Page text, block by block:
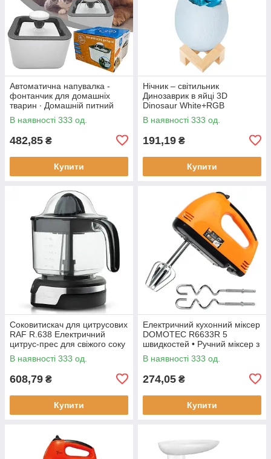
Автоматична напувалка -
фонтанчик для домашніх
тварин ∙ Домашній питний
фонтан із чашею для котів та
собак Pet Water FOUNTAIN
В наявності 333 од.
482,85 ₴
Купити
Нічник – світильник
Динозаврик в яйці 3D
Dinosaur White+RGB
Настільна акумуляторна LED
лампа з пультом ДУ
В наявності 333 од.
191,19 ₴
Купити
Соковитискач для цитрусових
RAF R.638 Електричний
цитрус-прес для свіжого соку
В наявності 333 од.
608,79 ₴
Купити
Електричний кухонний міксер
DOMOTEC R6633R 5
швидкостей • Ручний міксер з
насадками для збивання та
замішування тіста
В наявності 333 од.
274,05 ₴
Купити